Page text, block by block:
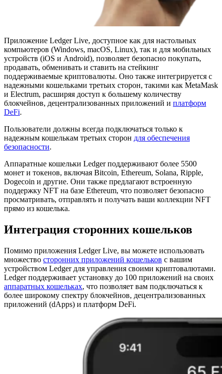
Приложение Ledger Live, доступное как для настольных
компьютеров (Windows, macOS, Linux), так и для мобильных
устройств (iOS и Android), позволяет безопасно покупать,
продавать, обменивать и ставить на стейкинг
поддерживаемые криптовалюты. Оно также интегрируется с
надежными кошельками третьих сторон, такими как MetaMask
и Electrum, расширяя доступ к большему количеству
блокчейнов, децентрализованных приложений и платформ
DeFi.
Пользователи должны всегда подключаться только к
надежным кошелькам третьих сторон для обеспечения
безопасности.
Аппаратные кошельки Ledger поддерживают более 5500
монет и токенов, включая Bitcoin, Ethereum, Solana, Ripple,
Dogecoin и другие. Они также предлагают встроенную
поддержку NFT на базе Ethereum, что позволяет безопасно
просматривать, отправлять и получать ваши коллекции NFT
прямо из кошелька.
Интеграция сторонних кошельков
Помимо приложения Ledger Live, вы можете использовать
множество сторонних приложений кошельков с вашим
устройством Ledger для управления своими криптовалютами.
Ledger поддерживает установку до 100 приложений на своих
аппаратных кошельках, что позволяет вам подключаться к
более широкому спектру блокчейнов, децентрализованных
приложений (dApps) и платформ DeFi.